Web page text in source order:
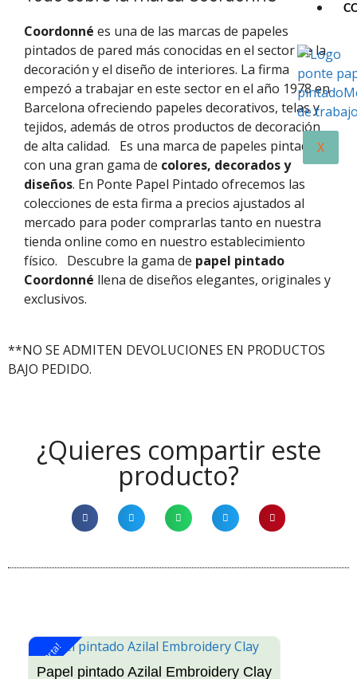
X
Coordonné es una de las marcas de papeles
pintados de pared más conocidas en el sector de la
decoración y el diseño de interiores. La firma
empezó a trabajar en este sector en el año 1978 en
Barcelona ofreciendo papeles decorativos, telas y
tejidos, además de otros productos de decoración
de alta calidad.
Es una marca de papeles pintados
con una gran gama de colores, decorados y
diseños. En Ponte Papel Pintado ofrecemos las
colecciones de esta firma a precios ajustados al
mercado para poder comprarlas tanto en nuestra
tienda online como en nuestro establecimiento
físico.
Descubre la gama de papel pintado
Coordonné llena de diseños elegantes, originales y
exclusivos.
**NO SE ADMITEN DEVOLUCIONES EN PRODUCTOS
BAJO PEDIDO.
¿Quieres compartir este
producto?
¡Oferta!
Papel pintado Azilal Embroidery Clay